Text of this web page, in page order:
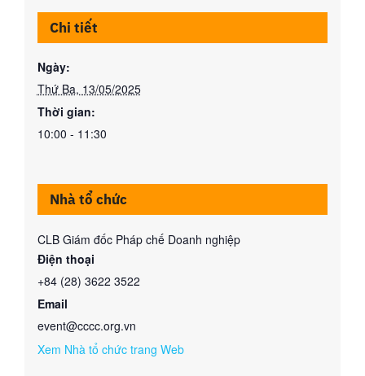
Chi tiết
Ngày:
Thứ Ba, 13/05/2025
Thời gian:
10:00 - 11:30
Nhà tổ chức
CLB Giám đốc Pháp chế Doanh nghiệp
Điện thoại
+84 (28) 3622 3522
Email
event@cccc.org.vn
Xem Nhà tổ chức trang Web